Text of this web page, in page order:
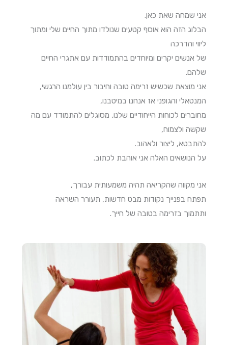
אני שמחה שאת כאן.
הבלוג הזה הוא אוסף קטעים שנולדו מתוך החיים שלי ומתוך
ליווי והדרכה
של אנשים יקרים ומיוחדים בהתמודדות עם אתגרי החיים
שלהם.
אני מוצאת שכשיש זרימה טובה וחיבור בין עולמנו הרגשי,
המנטאלי והגופני אז אנחנו במיטבנו,
מחוברים לכוחות הייחודיים שלנו, מסוגלים להתמודד עם מה
שקשה ולצמוח,
להתבטא, ליצור ולאהוב.
על הנושאים האלה אני אוהבת לכתוב.
אני מקווה שהקריאה תהיה משמעותית עבורך,
תפתח בפנייך נקודות מבט חדשות, תעורר השראה
ותתמוך בזרימה בטובה של חייך.